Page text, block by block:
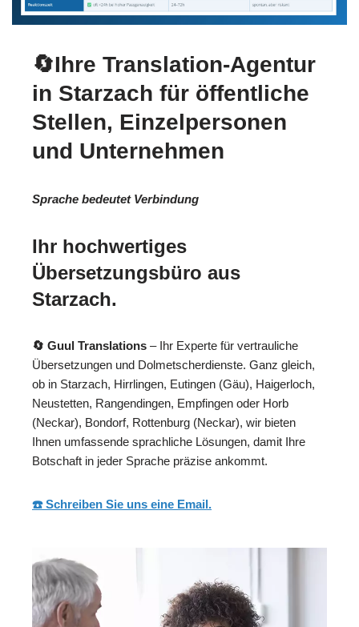
🔄Ihre Translation-Agentur
in Starzach für öffentliche
Stellen, Einzelpersonen
und Unternehmen
Sprache bedeutet Verbindung
Ihr hochwertiges
Übersetzungsbüro aus
Starzach.
🔄 Guul Translations – Ihr Experte für vertrauliche
Übersetzungen und Dolmetscherdienste. Ganz gleich,
ob in Starzach, Hirrlingen, Eutingen (Gäu), Haigerloch,
Neustetten, Rangendingen, Empfingen oder Horb
(Neckar), Bondorf, Rottenburg (Neckar), wir bieten
Ihnen umfassende sprachliche Lösungen, damit Ihre
Botschaft in jeder Sprache präzise ankommt.
☎️ Schreiben Sie uns eine Email.